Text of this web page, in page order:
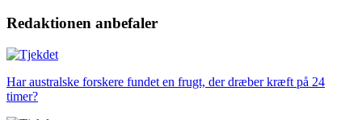
Redaktionen anbefaler
Har australske forskere fundet en frugt, der dræber kræft på 24
timer?